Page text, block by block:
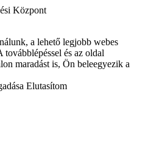
Központ
a lehető legjobb webes
továbblépéssel és az oldal
maradást is, Ön beleegyezik a
Elutasítom